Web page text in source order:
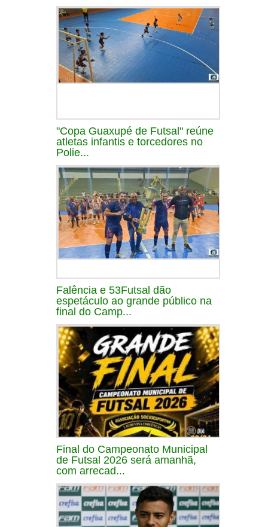
"Copa Guaxupé de Futsal" reúne
atletas infantis e torcedores no
Polie...
Falência e 53Futsal dão
espetáculo ao grande público na
final do Camp...
Final do Campeonato Municipal
de Futsal 2026 será amanhã,
com arrecad...